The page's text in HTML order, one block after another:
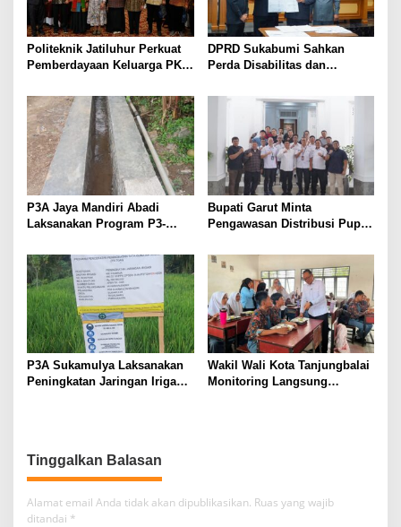
Politeknik Jatiluhur Perkuat
Pemberdayaan Keluarga PKH
DPRD Sukabumi Sahkan
Perda Disabilitas dan
PPAS 2026
P3A Jaya Mandiri Abadi
Laksanakan Program P3-
Irigasi di Wanayasa
Bupati Garut Minta
Pengawasan Distribusi Pupuk
Pendaftaran RDKK
Dioptimalkan
P3A Sukamulya Laksanakan
Peningkatan Jaringan Irigasi,
Wakil Wali Kota Tanjungbalai
Monitoring Langsung
Tinggalkan Balasan
Alamat email Anda tidak akan dipublikasikan. Ruas yang wajib
ditandai *